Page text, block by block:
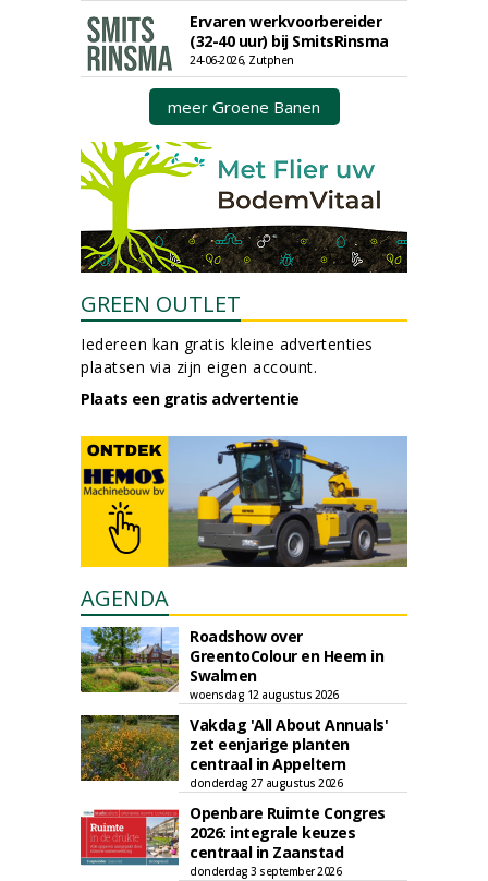
Ervaren werkvoorbereider
(32-40 uur) bij SmitsRinsma
24-06-2026, Zutphen
meer Groene Banen
GREEN OUTLET
Iedereen kan gratis kleine advertenties
plaatsen via zijn eigen account.
Plaats een gratis advertentie
AGENDA
Roadshow over
GreentoColour en Heem in
Swalmen
woensdag 12 augustus 2026
Vakdag 'All About Annuals'
zet eenjarige planten
centraal in Appeltern
donderdag 27 augustus 2026
Openbare Ruimte Congres
2026: integrale keuzes
centraal in Zaanstad
donderdag 3 september 2026